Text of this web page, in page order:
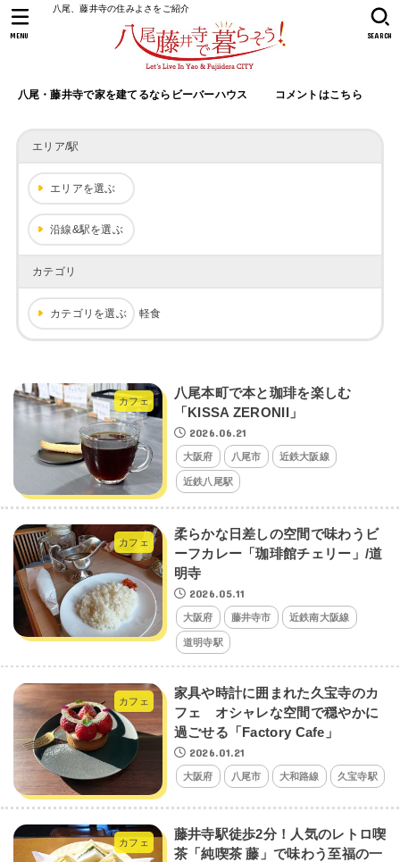
八尾、藤井寺の住みよさをご紹介
八尾・藤井寺で家を建てるならビーバーハウス コメントはこちら
SEARCH
MENU
エリア/駅
エリアを選ぶ
沿線&駅を選ぶ
カテゴリ
カテゴリを選ぶ 軽食
カフェ
八尾本町で本と珈琲を楽しむ
「KISSA ZERONII」
2026.06.21
大阪府 八尾市 近鉄大阪線
近鉄八尾駅
カフェ
柔らかな日差しの空間で味わうビ
ーフカレー「珈琲館チェリー」/道
明寺
2026.05.11
大阪府 藤井寺市 近鉄南大阪線
道明寺駅
カフェ
家具や時計に囲まれた久宝寺のカ
フェ オシャレな空間で穏やかに
過ごせる「Factory Cafe」
2026.01.21
大阪府 八尾市 大和路線 久宝寺駅
カフェ
藤井寺駅徒歩2分！人気のレトロ喫
茶「純喫茶 藤」で味わう至福の一